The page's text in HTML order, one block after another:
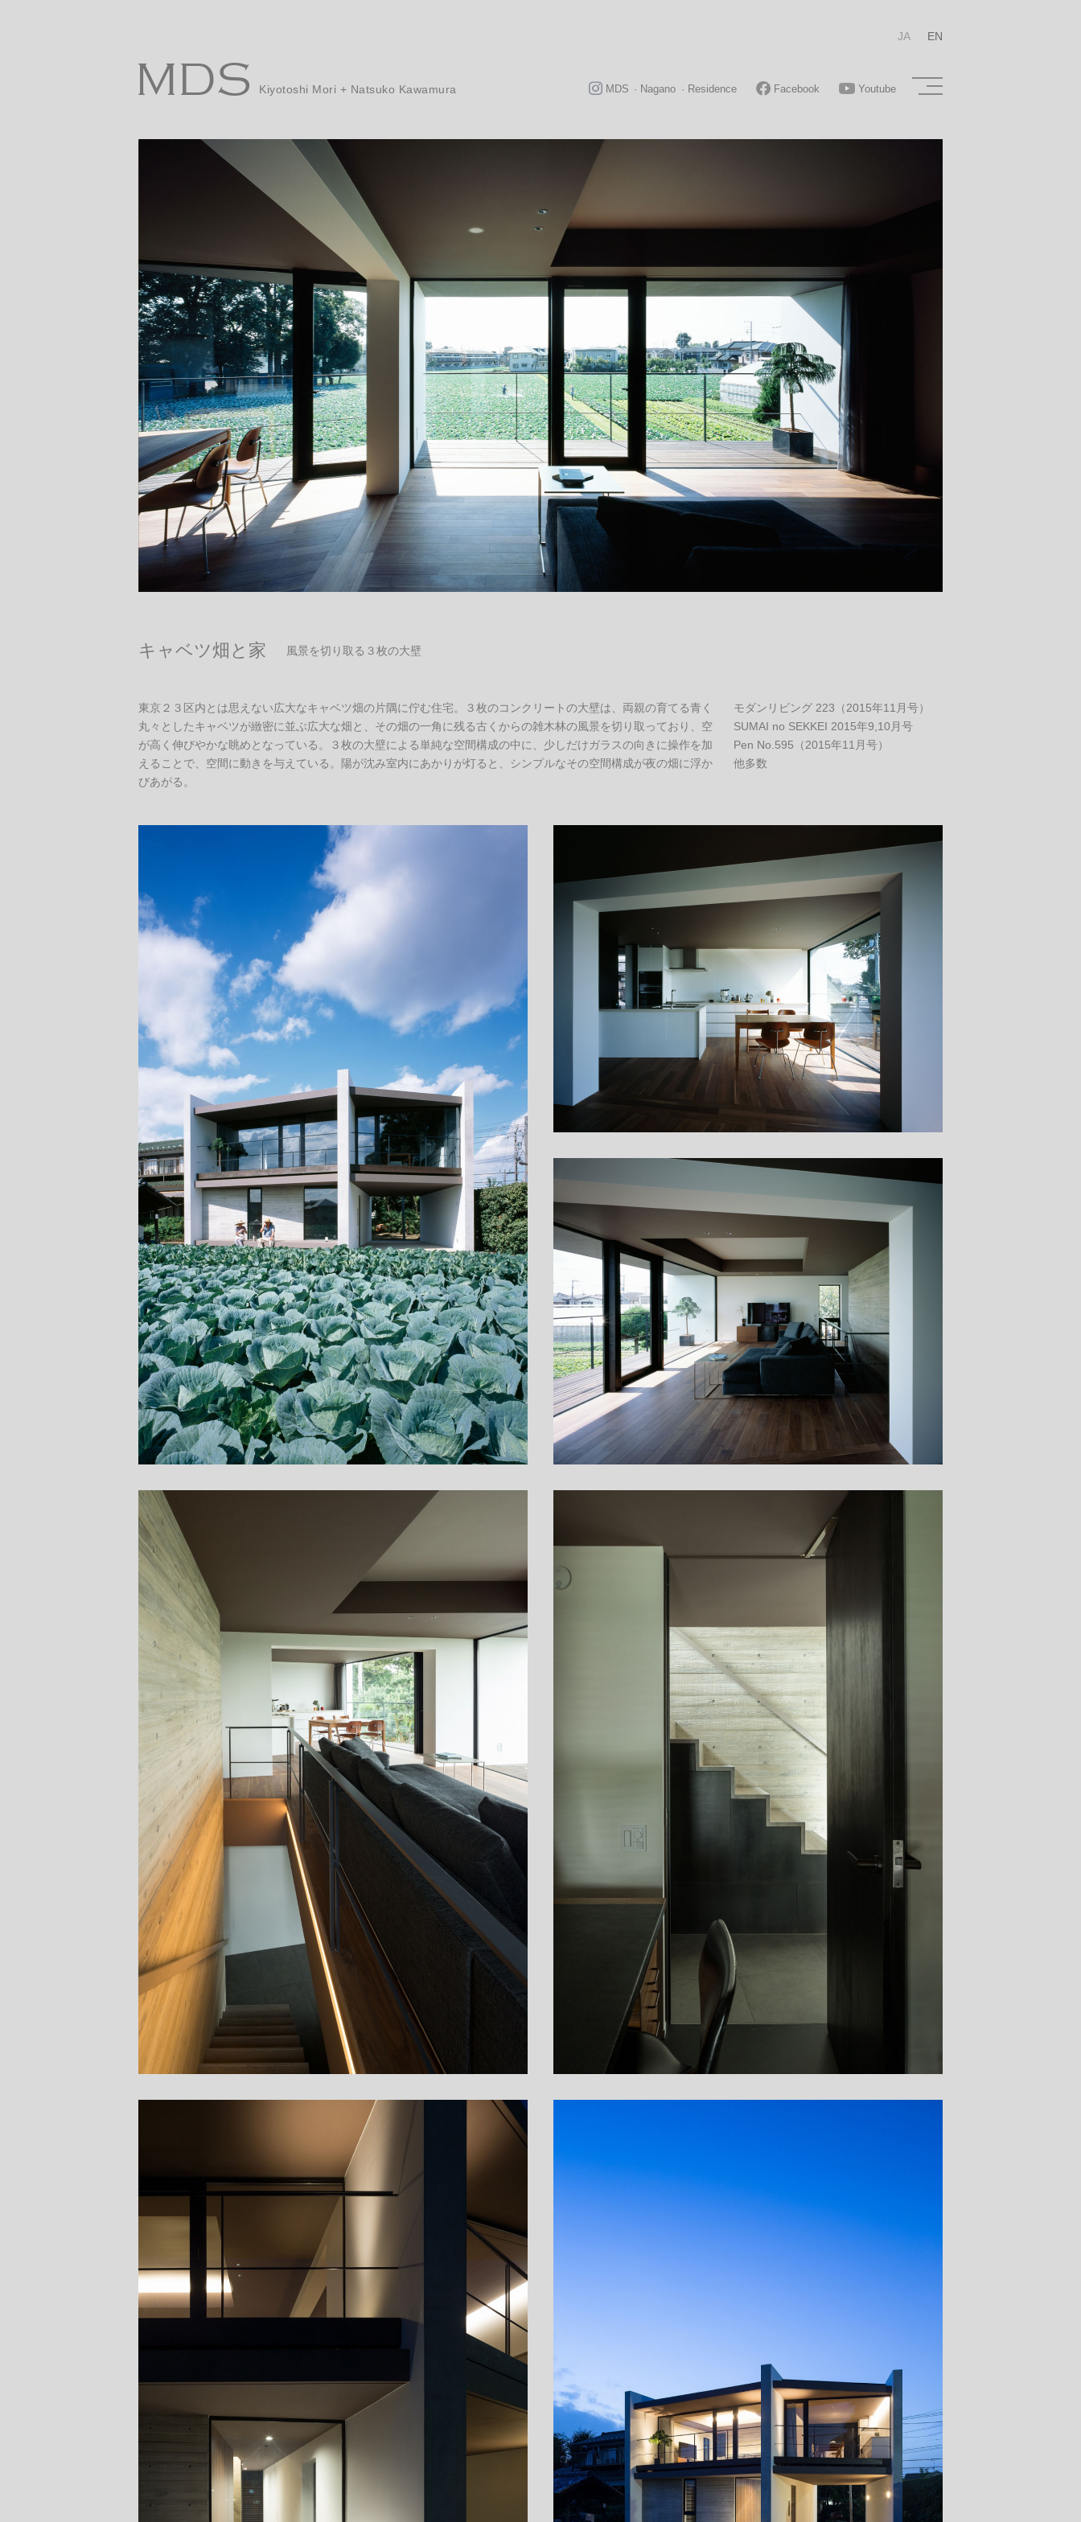
JA EN
MDS Kiyotoshi Mori + Natsuko Kawamura MDS · Nagano · Residence Facebook Youtube
キャベツ畑と家 風景を切り取る３枚の大壁
東京２３区内とは思えない広大なキャベツ畑の片隅に佇む住宅。３枚のコンクリートの大壁は、両親の育てる青く
丸々としたキャベツが緻密に並ぶ広大な畑と、その畑の一角に残る古くからの雑木林の風景を切り取っており、空
が高く伸びやかな眺めとなっている。３枚の大壁による単純な空間構成の中に、少しだけガラスの向きに操作を加
えることで、空間に動きを与えている。陽が沈み室内にあかりが灯ると、シンプルなその空間構成が夜の畑に浮か
びあがる。
モダンリビング 223（2015年11月号）
SUMAI no SEKKEI 2015年9,10月号
Pen No.595（2015年11月号）
他多数